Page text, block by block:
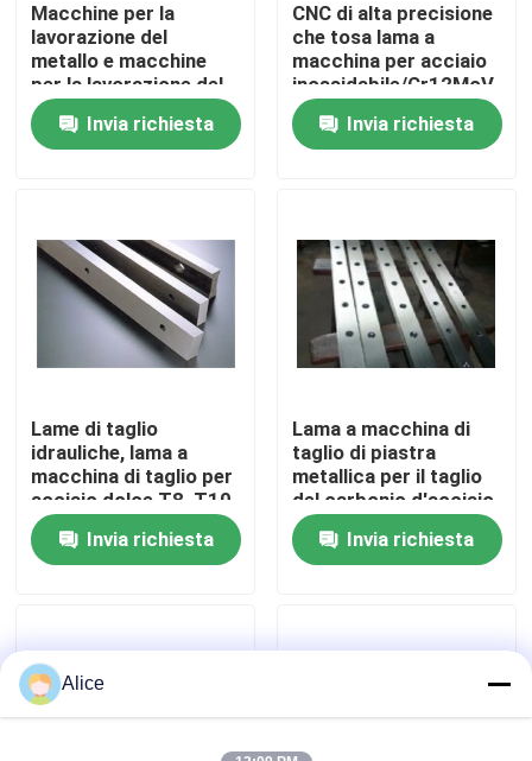
Casa.
Prodotti
Visita alla fabbrica
Controllo di qualità
Contattaci
Notizie
Chiedi un preventivo
freno della pressa idraulica di CNC
Macchine per la
lavorazione del
metallo e macchine
per la lavorazione del
ferro
Invia richiesta
CNC di alta precisione
che tosa lama a
macchina per acciaio
inossidabile/Cr12MoV
Invia richiesta
Lame di taglio
idrauliche, lama a
macchina di taglio per
acciaio dolce T8, T10
Invia richiesta
Lama a macchina di
taglio di piastra
metallica per il taglio
del carbonio d'acciaio
H13/9CrSi
Invia richiesta
Alice